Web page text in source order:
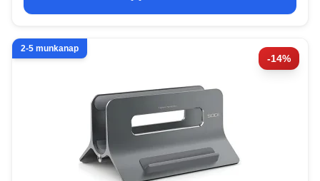
-14%
2-5 munkanap